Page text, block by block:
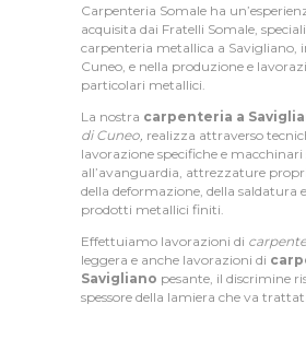
Carpenteria Somale ha
acquisita dai Fratelli Somale,
carpenteria metallica a Savigliano,
Cuneo, e nella produzione e
particolari metallici.
La nostra carpenteria a
di Cuneo, realizza attraverso
lavorazione specifiche e macchinari
all’avanguardia, attrezzature
della deformazione, della saldatura
prodotti metallici finiti.
Effettuiamo lavorazioni di
leggera e anche lavorazioni di
Savigliano pesante, il discrimine
spessore della lamiera che va